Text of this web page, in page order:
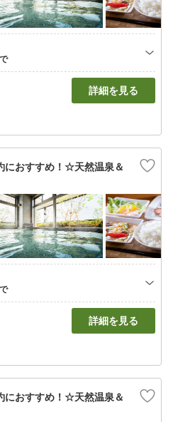
詳細を見る
におすすめ！☆天然温泉＆
詳細を見る
におすすめ！☆天然温泉＆